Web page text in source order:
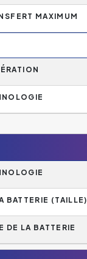
MAXIMUM
BATTERIE (TAILLE)
DE LA BATTERIE